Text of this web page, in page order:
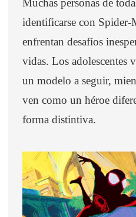
identificarse con Spider-
enfrentan desafíos
vidas. Los adolescentes
un modelo a seguir,
ven como un héroe
forma distintiva.